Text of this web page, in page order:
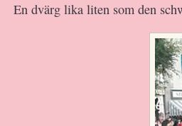
En dvärg lika liten som den